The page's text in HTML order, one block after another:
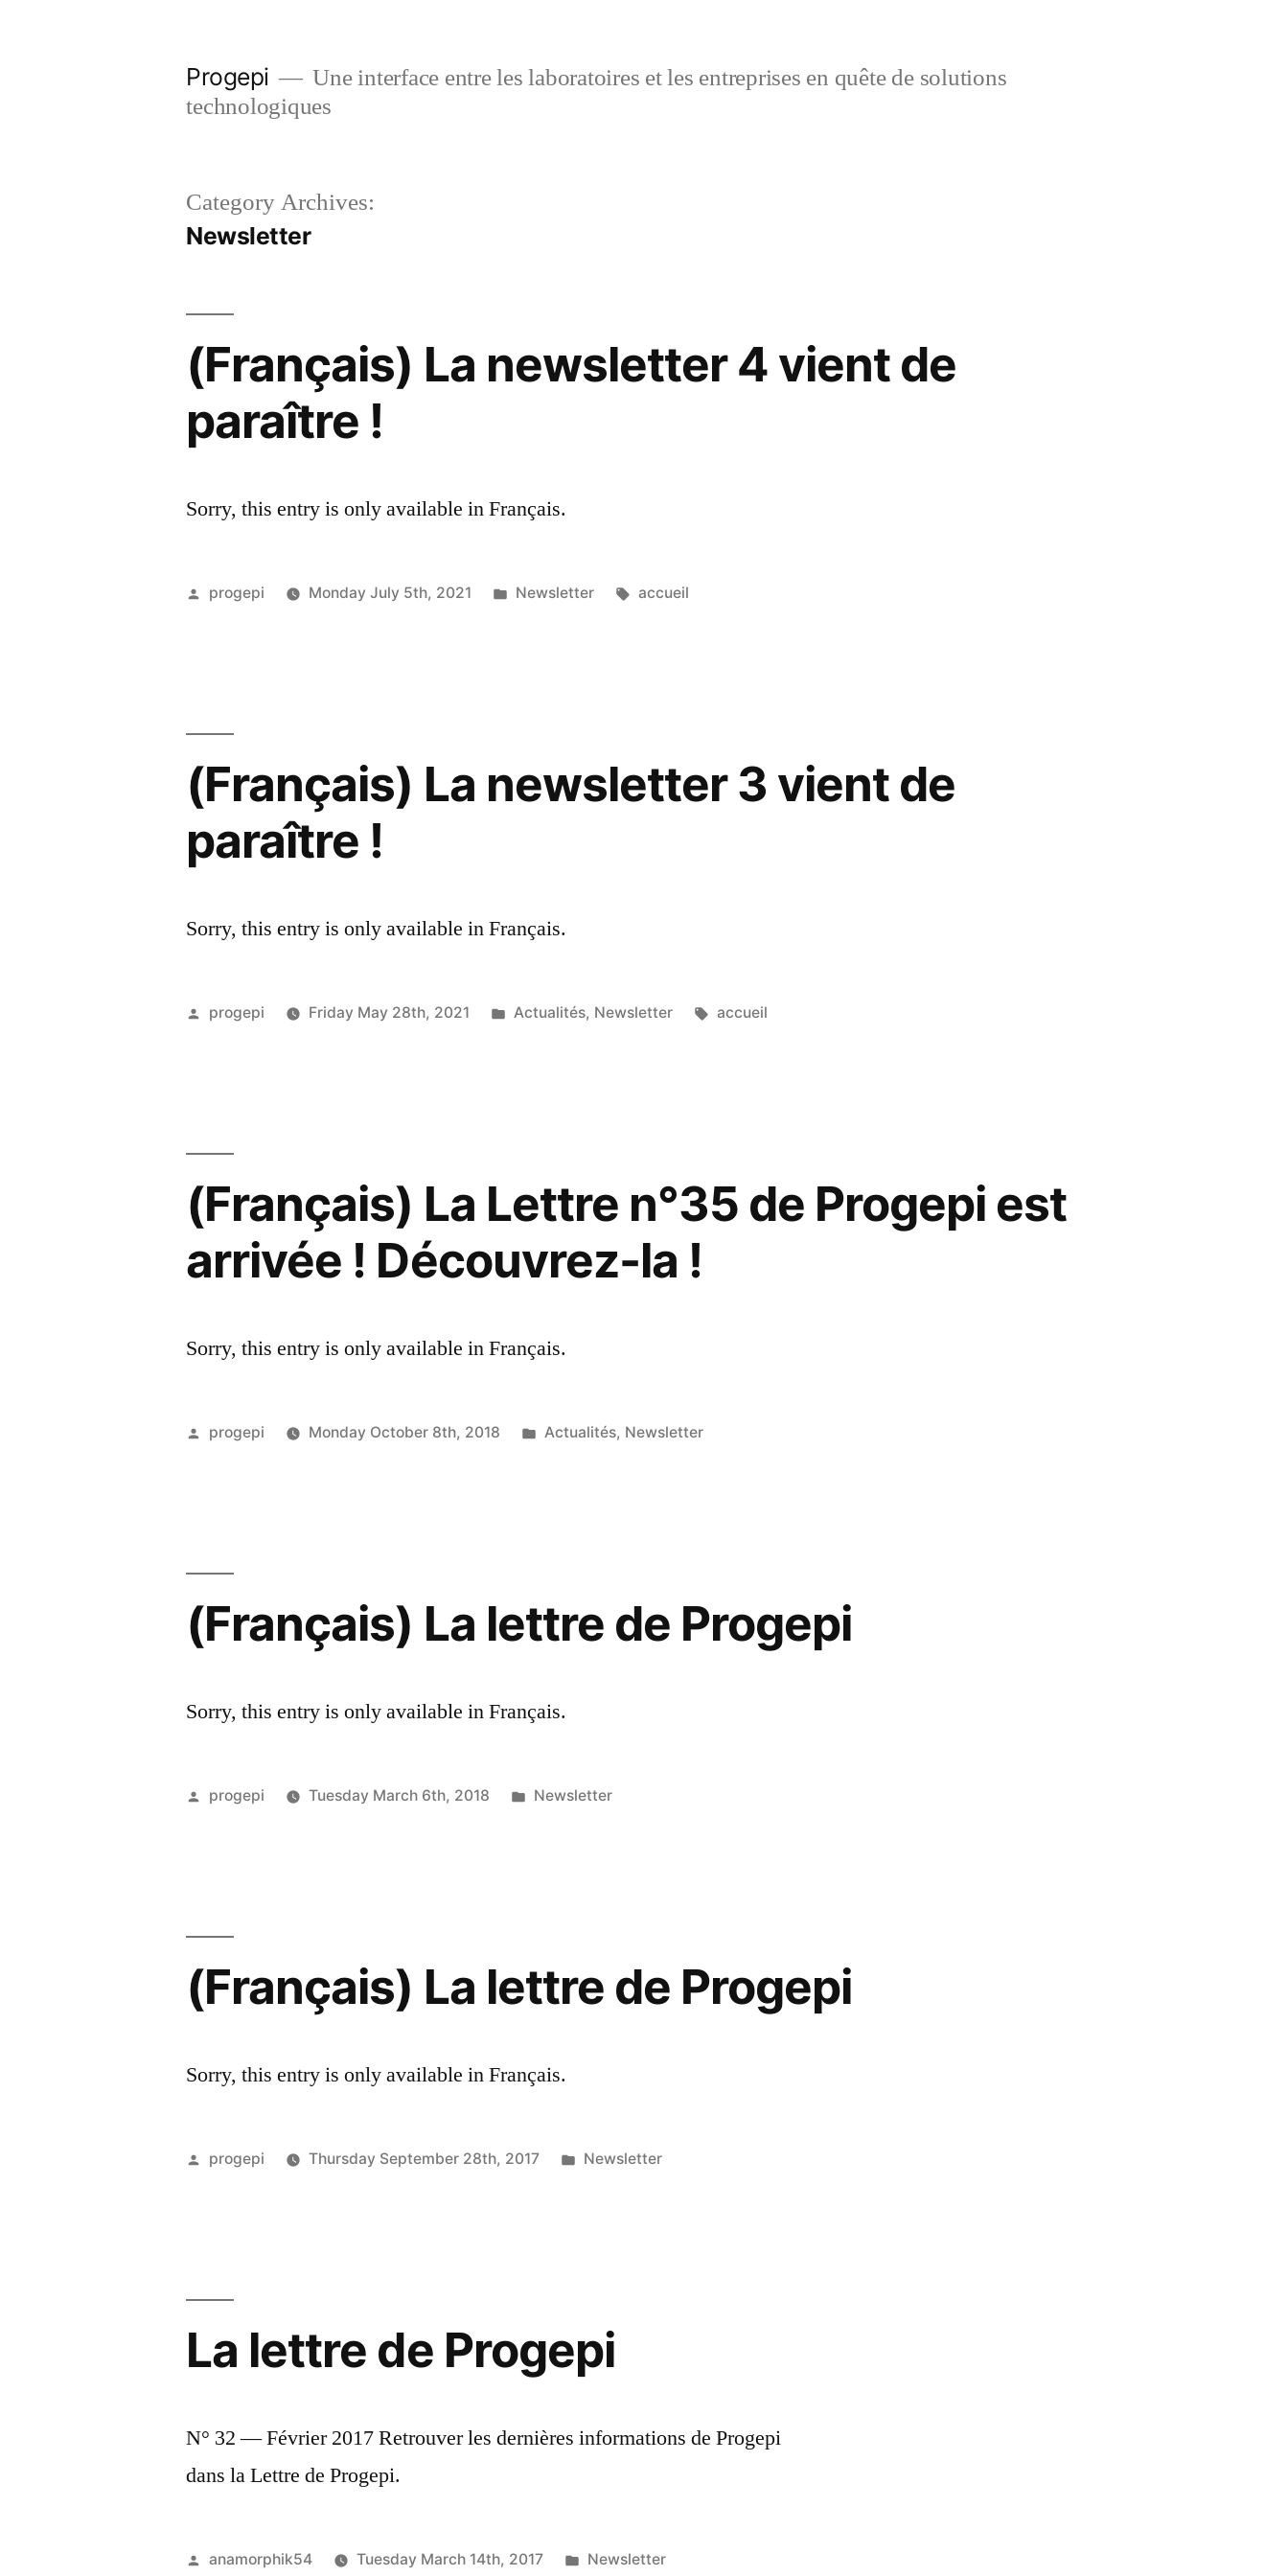
Progepi
Une interface entre les laboratoires et les entreprises en quête de solutions
technologiques
Category Archives:
Newsletter
(Français) La newsletter 4 vient de
paraître !
Sorry, this entry is only available in Français.
Posted
progepi Monday July 5th, 2021
Posted
Newsletter Tags:
accueil
(Français) La newsletter 3 vient de
paraître !
Sorry, this entry is only available in Français.
Posted
progepi Friday May 28th, 2021
Posted
Actualités, Newsletter Tags:
accueil
(Français) La Lettre n°35 de Progepi est
arrivée ! Découvrez-la !
Sorry, this entry is only available in Français.
Posted
progepi Monday October 8th, 2018
Posted
Actualités, Newsletter
(Français) La lettre de Progepi
Sorry, this entry is only available in Français.
Posted
progepi Tuesday March 6th, 2018
Posted
Newsletter
(Français) La lettre de Progepi
Sorry, this entry is only available in Français.
Posted
progepi Thursday September 28th, 2017
Posted
Newsletter
La lettre de Progepi
N° 32 — Février 2017 Retrouver les dernières informations de Progepi
dans la Lettre de Progepi.
Posted
anamorphik54 Tuesday March 14th, 2017 Posted
Newsletter